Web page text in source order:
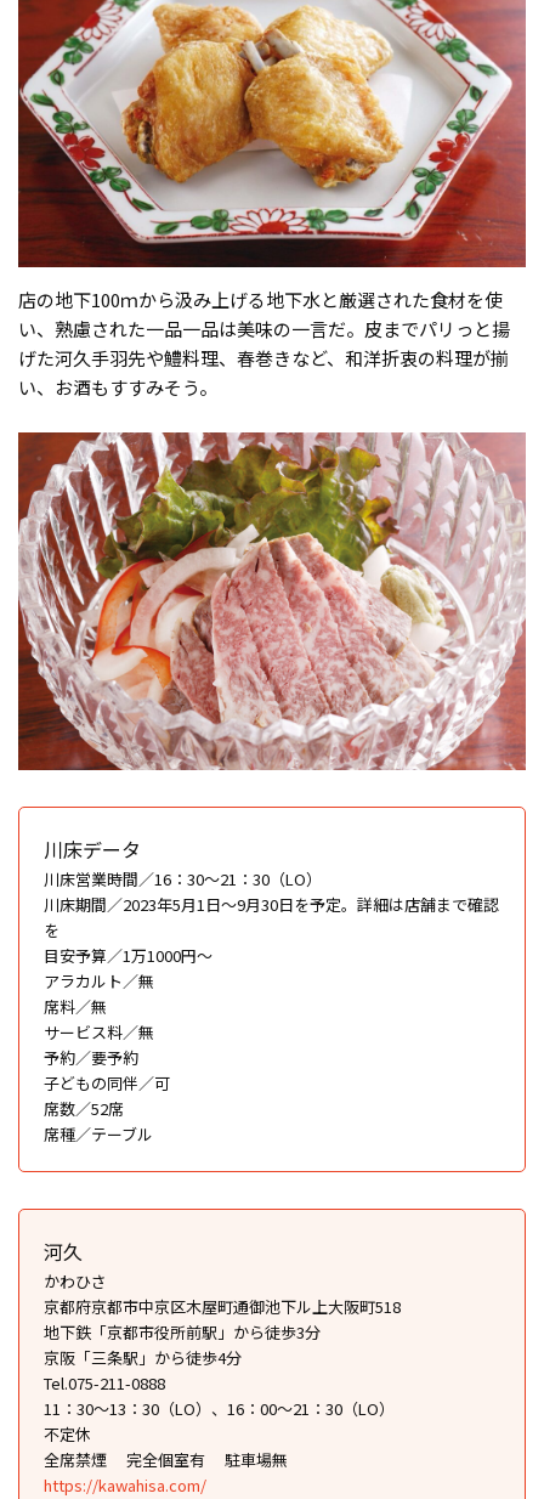
店の地下100ｍから汲み上げる地下水と厳選された食材を使
い、熟慮された一品一品は美味の一言だ。皮までパリっと揚
げた河久手羽先や鱧料理、春巻きなど、和洋折衷の料理が揃
い、お酒もすすみそう。
川床データ
川床営業時間／16：30〜21：30（LO）
川床期間／2023年5月1日〜9月30日を予定。詳細は店舗まで確認
を
目安予算／1万1000円〜
アラカルト／無
席料／無
サービス料／無
予約／要予約
子どもの同伴／可
席数／52席
席種／テーブル
河久
かわひさ
京都府京都市中京区木屋町通御池下ル上大阪町518
地下鉄「京都市役所前駅」から徒歩3分
京阪「三条駅」から徒歩4分
Tel.075-211-0888
11：30〜13：30（LO）、16：00〜21：30（LO）
不定休
全席禁煙
完全個室有
駐車場無
https://kawahisa.com/